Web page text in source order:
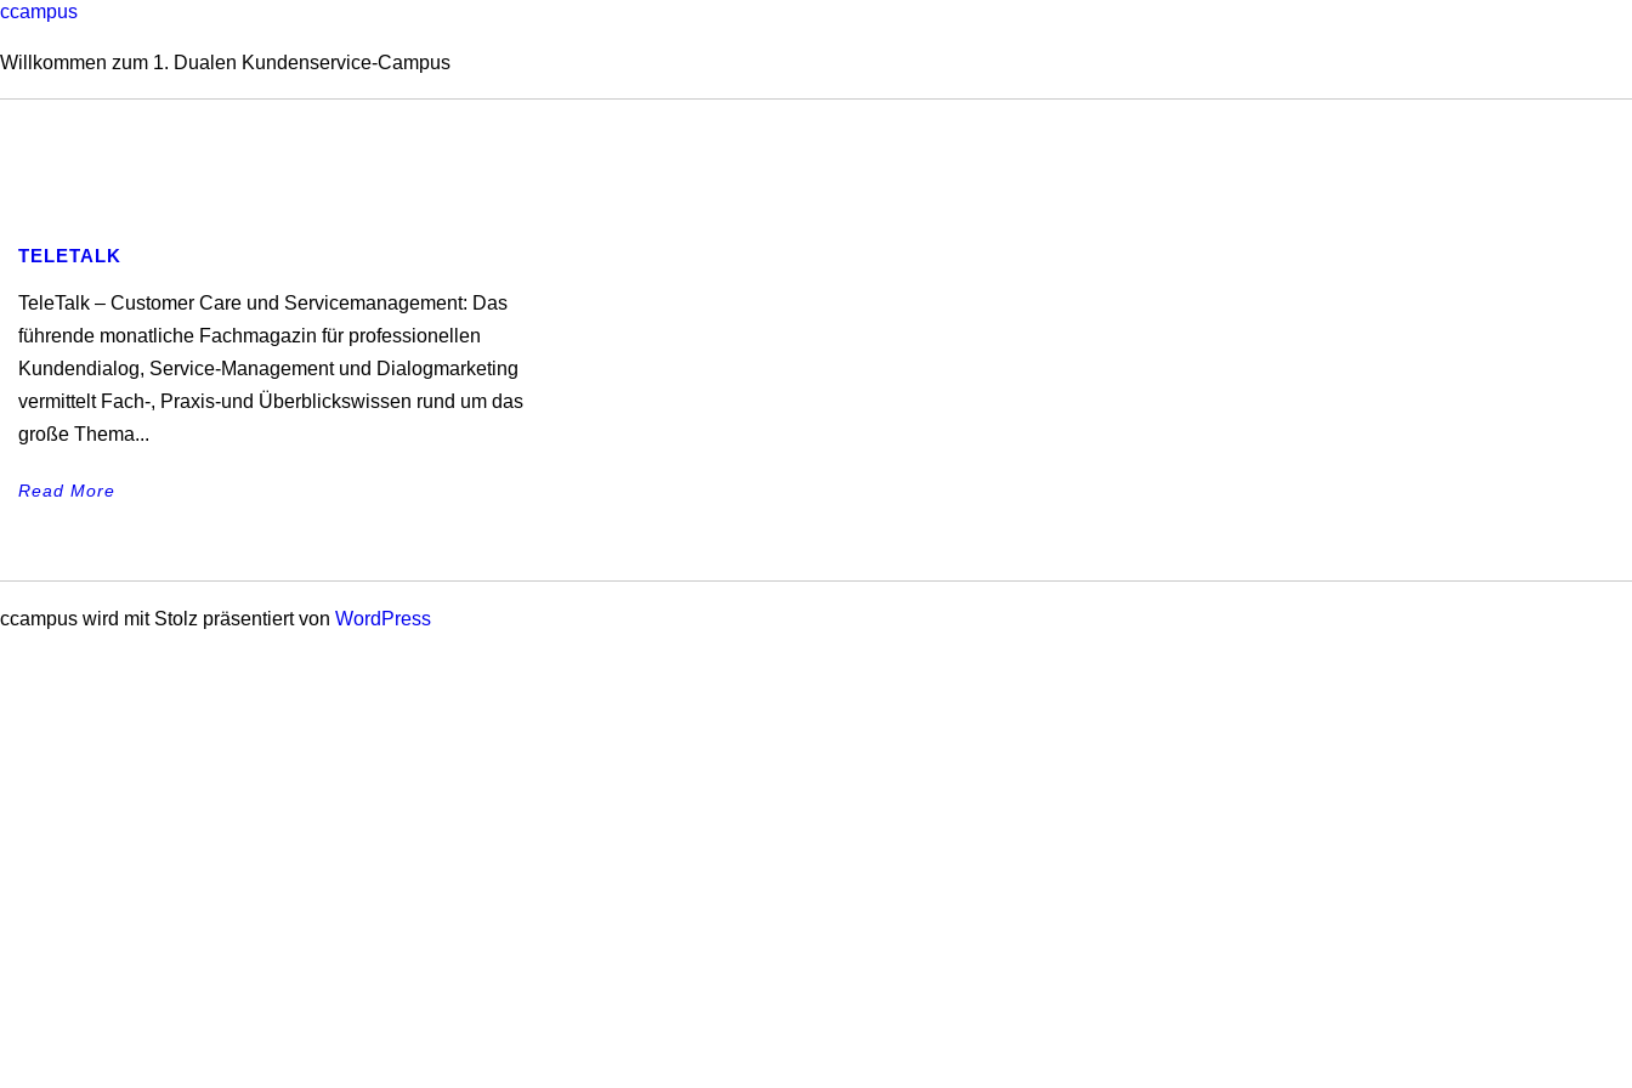
ccampus
Willkommen zum 1. Dualen Kundenservice-Campus
TELETALK
TeleTalk – Customer Care und Servicemanagement: Das
führende monatliche Fachmagazin für professionellen
Kundendialog, Service-Management und Dialogmarketing
vermittelt Fach-, Praxis-und Überblickswissen rund um das
große Thema...
Read More
ccampus wird mit Stolz präsentiert von WordPress